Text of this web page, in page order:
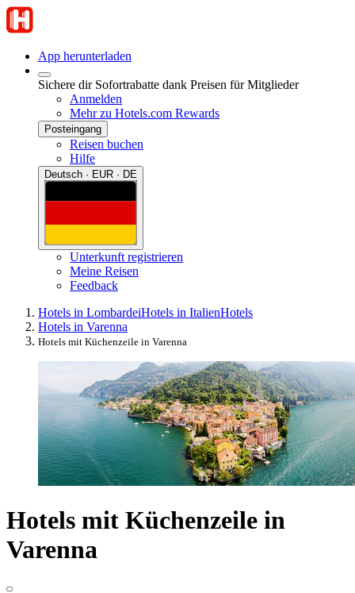
App herunterladen
Sichere dir Sofortrabatte dank Preisen für Mitglieder
Anmelden
Mehr zu Hotels.com Rewards
Posteingang
Reisen buchen
Hilfe
Deutsch · EUR · DE
Unterkunft registrieren
Meine Reisen
Feedback
Hotels in LombardeiHotels in ItalienHotels
Hotels in Varenna
Hotels mit Küchenzeile in Varenna
Hotels mit Küchenzeile in
Varenna